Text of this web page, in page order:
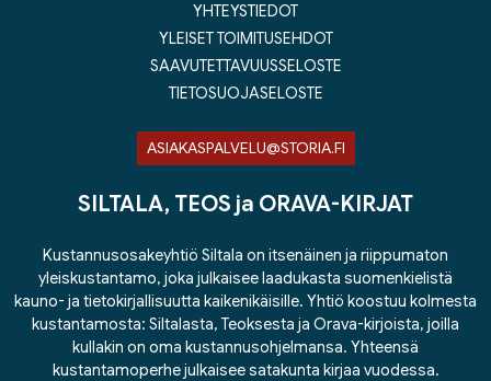
YHTEYSTIEDOT
YLEISET TOIMITUSEHDOT
SAAVUTETTAVUUSSELOSTE
TIETOSUOJASELOSTE
ASIAKASPALVELU@STORIA.FI
SILTALA, TEOS ja ORAVA-KIRJAT
Kustannusosakeyhtiö Siltala on itsenäinen ja riippumaton
yleiskustantamo, joka julkaisee laadukasta suomenkielistä
kauno- ja tietokirjallisuutta kaikenikäisille. Yhtiö koostuu kolmesta
kustantamosta: Siltalasta, Teoksesta ja Orava-kirjoista, joilla
kullakin on oma kustannusohjelmansa. Yhteensä
kustantamoperhe julkaisee satakunta kirjaa vuodessa.